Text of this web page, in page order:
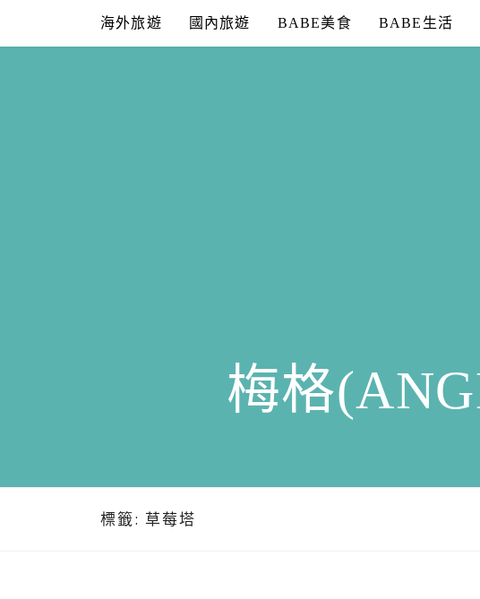
content
海外旅遊 國內旅遊 BABE美食 BABE生活
梅格
標籤: 草莓塔